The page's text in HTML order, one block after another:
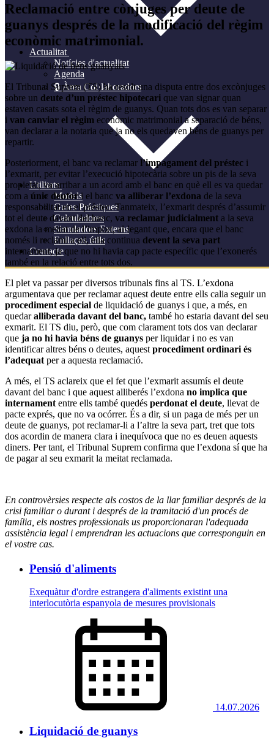
Actualitat
Notícies d'actualitat
Agenda
🔒 Àrea Col·laboradors
Utilitats
Models
Guies Práctiques
Calculadores
Simuladors Externs
Enllaços útils
Contacte
Reclamació entre cònjuges per deute de
guanys després de la modificació del règim
econòmic matrimonial.
El Tribunal Suprem (TS) ha resolt una disputa entre dos excònjuges
sobre un deute d’un préstec hipotecari que van signar quan
estaven casats sota el règim de guanys. Quan tots dos es van separar
i van canviar el règim econòmic matrimonial a separació de béns,
van declarar a la notaria que ja no els quedaven béns de guanys per
repartir.
Posteriorment, el banc va reclamar l’impagament del préstec i
l’exmarit, per evitar l’execució hipotecària sobre un pis de la seva
propietat, va arribar a un acord amb el banc en què ell es va quedar
com a únic deutori el banc va alliberar l’exdona de la seva
responsabilitat en el préstec. Tanmateix, l’exmarit després d’assumir
tot el deute davant del banc, va reclamar judicialment a la seva
exdona la meitat de l’import, al·legant que, encara que el banc
només li reclami a ell, ella continua devent la seva part
internament, ja que no hi havia cap pacte específic que l’exonerés
també en la relació entre tots dos.
El plet va passar per diversos tribunals fins al TS. L’exdona
argumentava que per reclamar aquest deute entre ells calia seguir un
procediment especial de liquidació de guanys i que, a més, en
quedaralliberada davant del banc, també ho estaria davant del seu
exmarit. El TS diu, però, que com clarament tots dos van declarar
que ja no hi havia béns de guanys per liquidar i no es van
identificar altres béns o deutes, aquest procediment ordinari és
l’adequat per a aquesta reclamació.
A més, el TS aclareix que el fet que l’exmarit assumís el deute
davant del banc i que aquest alliberés l’exdona no implica que
internament entre ells també quedés perdonat el deute, llevat de
pacte exprés, que no va ocórrer. És a dir, si un paga de més per un
deute de guanys, pot reclamar-li a l’altre la seva part, tret que tots
dos acordin de manera clara i inequívoca que no es deuen aquests
diners. Per tant, el Tribunal Suprem confirma que l’exdona sí que ha
de pagar al seu exmarit la meitat reclamada.
En controvèrsies respecte als costos de la llar familiar després de la
crisi familiar o durant i després de la tramitació d'un procés de
família, els nostres professionals us proporcionaran l'adequada
assistència legal i emprendran les actuacions que corresponguin en
el vostre cas.
Pensió d'aliments
Exequàtur d'ordre estrangera d'aliments existint una
interlocutòria espanyola de mesures provisionals
14.07.2026
Liquidació de guanys